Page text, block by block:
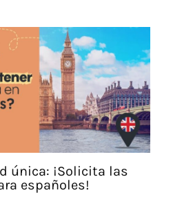
única: ¡Solicita las
españoles!